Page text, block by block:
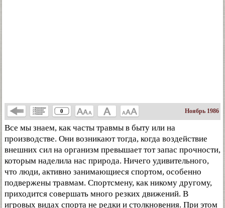
0 Ноябрь 1986
Все мы знаем, как часты травмы в быту или на
производстве. Они возникают тогда, когда воздействие
внешних сил на организм превышает тот запас прочности,
которым наделила нас природа. Ничего удивительного,
что люди, активно занимающиеся спортом, особенно
подвержены травмам. Спортсмену, как никому другому,
приходится совершать много резких движений. В
игровых видах спорта не редки и столкновения. При этом